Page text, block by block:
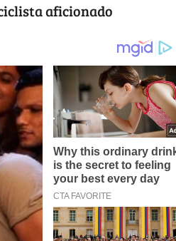
aficionado